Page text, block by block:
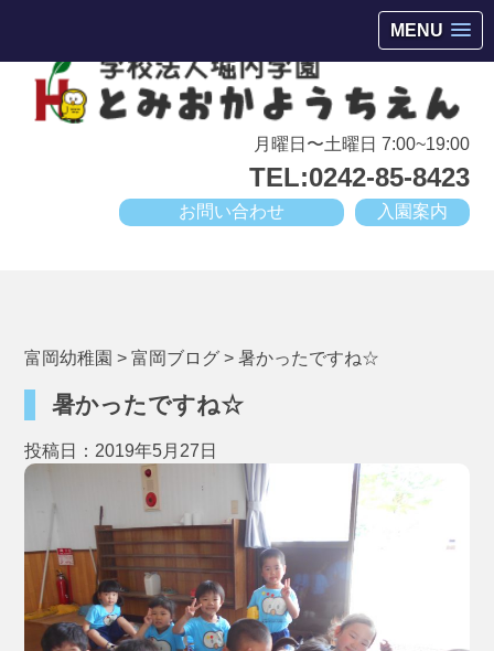
MENU
月曜日〜土曜日 7:00~19:00
TEL:0242-85-8423
入園案内
お問い合わせ
富岡幼稚園 >富岡ブログ >暑かったですね☆
暑かったですね☆
投稿日：2019年5月27日